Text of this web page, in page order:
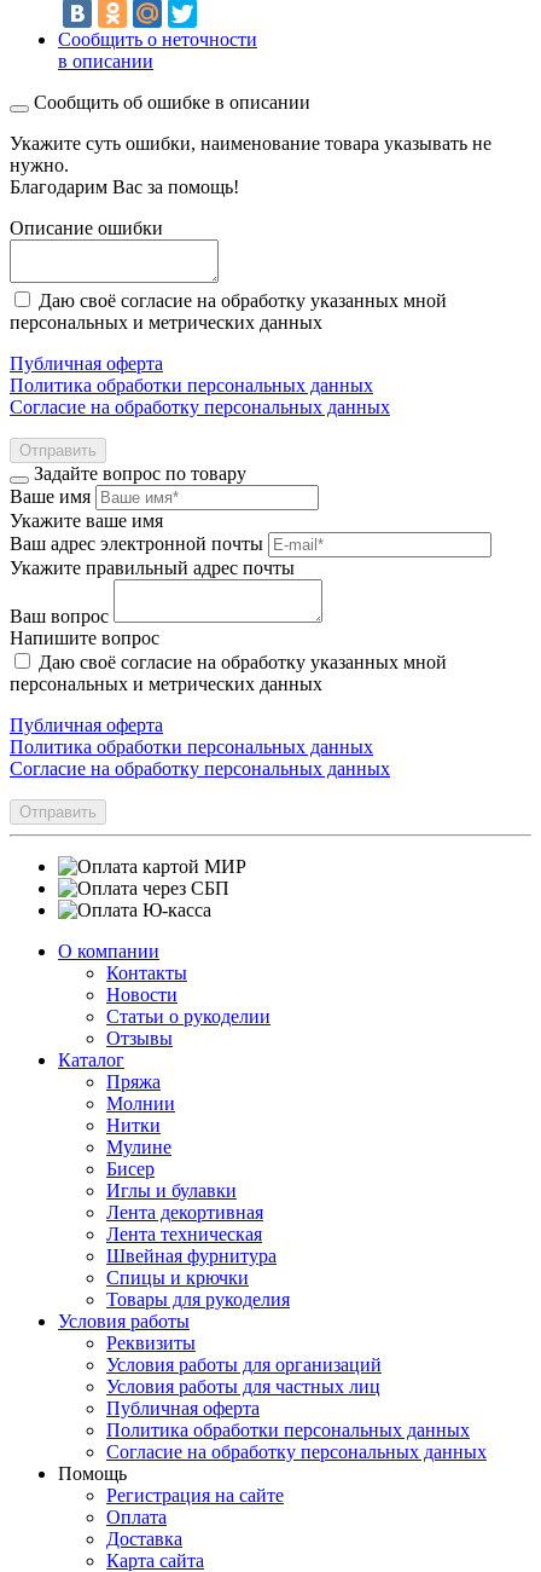
Сообщить о неточности
в описании
Сообщить об ошибке в описании
Укажите суть ошибки, наименование товара указывать не
нужно.
Благодарим Вас за помощь!
Описание ошибки
Даю своё согласие на обработку указанных мной
персональных и метрических данных
Публичная оферта
Политика обработки персональных данных
Согласие на обработку персональных данных
Отправить
Задайте вопрос по товару
Ваше имя
Укажите ваше имя
Ваш адрес электронной почты
Укажите правильный адрес почты
Ваш вопрос
Напишите вопрос
Даю своё согласие на обработку указанных мной
персональных и метрических данных
Публичная оферта
Политика обработки персональных данных
Согласие на обработку персональных данных
Отправить
О компании
Контакты
Новости
Статьи о рукоделии
Отзывы
Каталог
Пряжа
Молнии
Нитки
Мулине
Бисер
Иглы и булавки
Лента декортивная
Лента техническая
Швейная фурнитура
Спицы и крючки
Товары для рукоделия
Условия работы
Реквизиты
Условия работы для организаций
Условия работы для частных лиц
Публичная оферта
Политика обработки персональных данных
Согласие на обработку персональных данных
Помощь
Регистрация на сайте
Оплата
Доставка
Карта сайта